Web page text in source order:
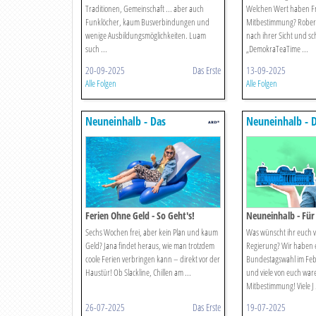
Traditionen, Gemeinschaft ... aber auch
Funklöcher, kaum Busverbindungen und
wenige Ausbildungsmöglichkeiten. Luam
such ...
20-09-2025 Das Erste
Alle Folgen
Welchen Wert haben
Mitbestimmung?
nach ihrer Sicht und
„DemokraTeaTime ...
13-09-2025
Alle Folgen
Neuneinhalb - Das
Reportermagazin Für Kinder
Ferien Ohne Geld - So Geht's!
Sechs Wochen frei, aber kein Plan und kaum
Geld? Jana findet heraus, wie man trotzdem
coole Ferien verbringen kann – direkt vor der
Haustür! Ob Slackline, Chillen am ...
26-07-2025 Das Erste
Neuneinhalb -
Neuneinhalb -
Was wünscht ihr euch
Regierung? Wir haben
Bundestagswahl im
und viele von euch
Mitbestimmung! Viele J
19-07-2025